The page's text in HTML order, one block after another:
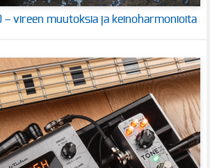
– vireen muutoksia ja keinoharmonioita